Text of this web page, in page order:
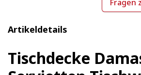
Fragen
Artikeldetails
Tischdecke